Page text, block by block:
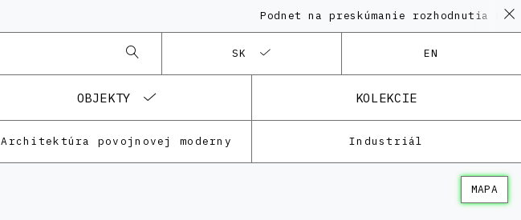
Podnet na preskúmanie rozhodnutia KPÚ
SK EN
OBJEKTY KOLEKCIE
Architektúra povojnovej moderny Industriál
MAPA